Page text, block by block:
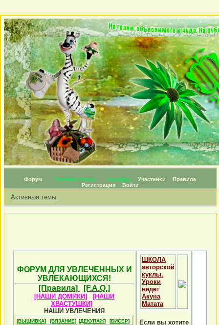
Форум Личные топики Награды Участники
Правила
Регистрация
Войти
Активные темы
ФОРУМ ДЛЯ УВЛЕЧЕННЫХ И
УВЛЕКАЮЩИХСЯ!
[Правила]
[F.A.Q.]
[НАШИ ДОМИКИ]
[НАШИ
ХВАСТУШКИ]
НАШИ УВЛЕЧЕНИЯ
[ВЫШИВКА] [ВЯЗАНИЕ] [ДЕКУПАЖ]
[БИСЕР]
ШКОЛА
авторской
куклы.
Уроки
ведет
Акуна
Матата
Если вы хотите